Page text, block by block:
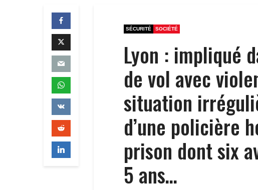
SÉCURITÉ SOCIÉTÉ
Lyon : impliqué
de vol avec
situation
d’une policière
prison dont six
5 ans…